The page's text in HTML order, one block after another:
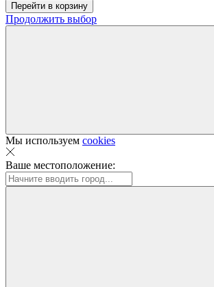
Перейти в корзину
Продолжить выбор
Мы используем cookies
Ваше местоположение: